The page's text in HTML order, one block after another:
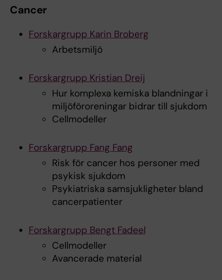
Cancer
Forskargrupp Karin Broberg
Arbetsmiljö
Forskargrupp Kristian Dreij
Hur komplexa kemiska blandningar i
miljöföroreningar bidrar till sjukdom
Cellmodeller
Forskargrupp Fang Fang
Risk för cancer hos personer med
psykisk sjukdom
Psykiatriska samsjukligheter bland
cancerpatienter
Forskargrupp Bengt Fadeel
Cellmodeller
Avancerade material